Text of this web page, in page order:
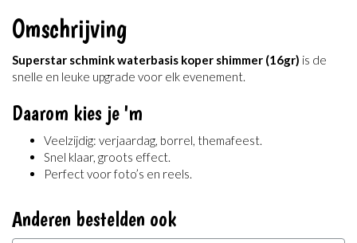
Omschrijving
Superstar schmink waterbasis koper shimmer (16gr) is de
snelle en leuke upgrade voor elk evenement.
Daarom kies je 'm
Veelzijdig: verjaardag, borrel, themafeest.
Snel klaar, groots effect.
Perfect voor foto’s en reels.
Anderen bestelden ook